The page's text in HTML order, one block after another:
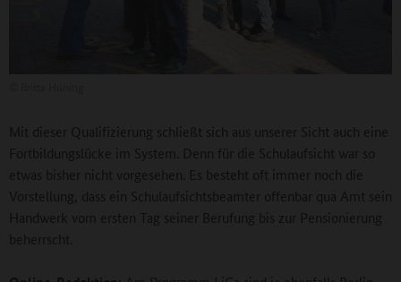
Mit dieser Qualifizierung schließt sich aus unserer Sicht auch eine
Fortbildungslücke im System. Denn für die Schulaufsicht war so
etwas bisher nicht vorgesehen. Es besteht oft immer noch die
Vorstellung, dass ein Schulaufsichtsbeamter offenbar qua Amt sein
Handwerk vom ersten Tag seiner Berufung bis zur Pensionierung
beherrscht.